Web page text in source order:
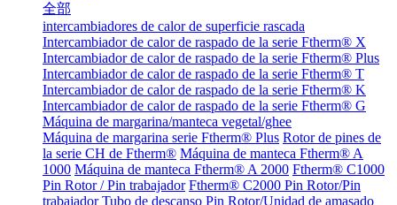
全部
intercambiadores de calor de superficie rascada
Intercambiador de calor de raspado de la serie Ftherm® X
Intercambiador de calor de raspado de la serie Ftherm® Plus
Intercambiador de calor de raspado de la serie Ftherm® T
Intercambiador de calor de raspado de la serie Ftherm® K
Intercambiador de calor de raspado de la serie Ftherm® G
Máquina de margarina/manteca vegetal/ghee
Máquina de margarina serie Ftherm® Plus Rotor de pines de
la serie CH de Ftherm® Máquina de manteca Ftherm® A
1000 Máquina de manteca Ftherm® A 2000 Ftherm® C1000
Pin Rotor / Pin trabajador Ftherm® C2000 Pin Rotor/Pin
trabajador Tubo de descanso Pin Rotor/Unidad de amasado